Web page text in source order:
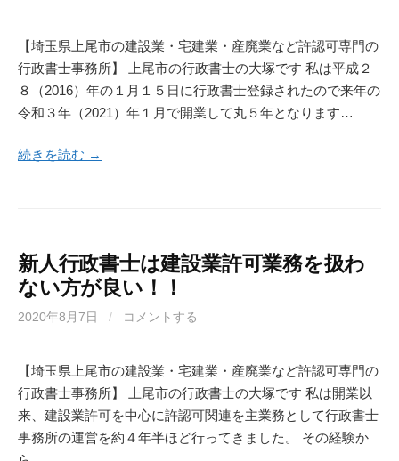
【埼玉県上尾市の建設業・宅建業・産廃業など許認可専門の
行政書士事務所】 上尾市の行政書士の大塚です 私は平成２
８（2016）年の１月１５日に行政書士登録されたので来年の
令和３年（2021）年１月で開業して丸５年となります…
続きを読む →
新人行政書士は建設業許可業務を扱わ
ない方が良い！！
2020年8月7日 / コメントする
【埼玉県上尾市の建設業・宅建業・産廃業など許認可専門の
行政書士事務所】 上尾市の行政書士の大塚です 私は開業以
来、建設業許可を中心に許認可関連を主業務として行政書士
事務所の運営を約４年半ほど行ってきました。 その経験か